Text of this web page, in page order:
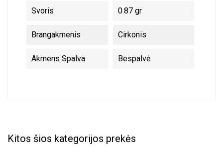
Svoris 0.87 gr
Brangakmenis Cirkonis
Akmens Spalva Bespalvė
Kitos šios kategorijos prekės